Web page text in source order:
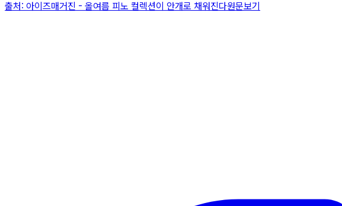
출처: 아이즈매거진 - 올여름 피노 컬렉션이 안개로 채워진다원문보기